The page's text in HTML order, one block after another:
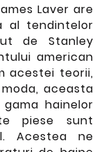
Laver are
al tendintelor
de Stanley
american
acestei teorii,
aceasta
hainelor
piese sunt
Acestea ne